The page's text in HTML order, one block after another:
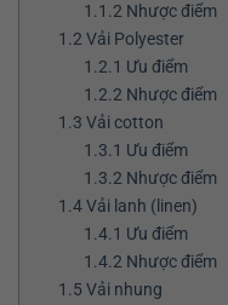
1.1.2 Nhược điểm
1.2Vải Polyester
1.2.1 Ưu điểm
1.2.2 Nhược điểm
1.3 Vải cotton
1.3.1 Ưu điểm
1.3.2 Nhược điểm
1.4Vải lanh (linen)
1.4.1 Ưu điểm
1.4.2 Nhược điểm
1.5 Vải nhung